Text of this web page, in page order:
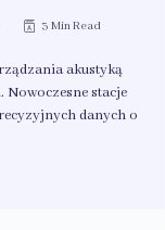
3 Min Read
akustyką
Nowoczesne stacje
danych o